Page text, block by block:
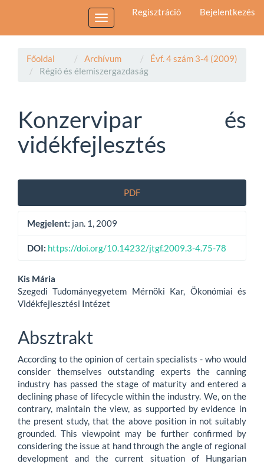
Sidebar
Regisztráció Bejelentkezés
Toggle
navigation
Főoldal Archívum
Évf. 4 szám 3-4 (2009)
Régió és élemiszergazdaság
Konzervipar és
vidékfejlesztés
Article
Sidebar
PDF
Megjelent: jan. 1, 2009
DOI: https://doi.org/10.14232/jtgf.2009.3-4.75-78
Main
Article
Kis Mária
Szegedi Tudományegyetem Mérnöki Kar, Ökonómiai és
Vidékfejlesztési Intézet
Absztrakt
According to the opinion of certain specialists - who would
consider themselves outstanding experts the canning
industry has passed the stage of maturity and entered a
declining phase of lifecycle within the industry. We, on the
contrary, maintain the view, as supported by evidence in
the present study, that the above position in not suitably
grounded. This viewpoint may be further confirmed by
considering the issue at hand through the angle of regional
development and the current situation of Hungarian